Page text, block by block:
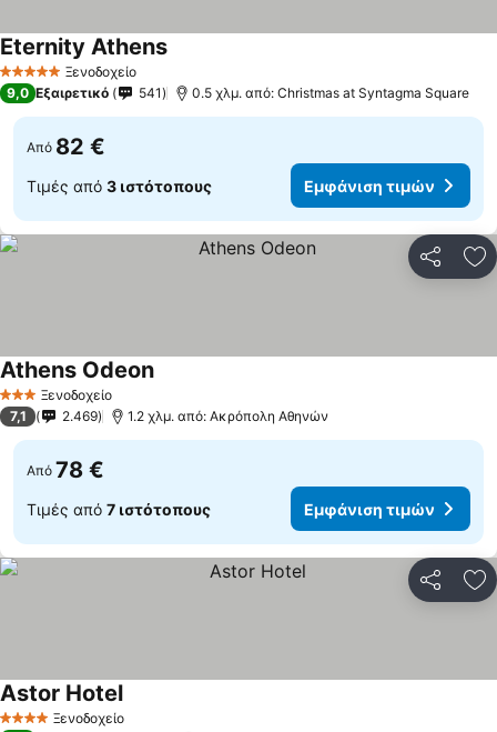
5 Αστέρια Ξενοδοχείο
Eternity Athens
9,0 Εξαιρετικό 541 0.5 χλμ. από: Christmas at Syntagma Square
Από 82 €
Τιμές από 3 ιστότοπους Εμφάνιση τιμών
3 ΑστέριαΞενοδοχείο
Athens Odeon
7,1 2.469 1.2 χλμ. από: Ακρόπολη Αθηνών
Από 78 €
Τιμές από 7 ιστότοπους Εμφάνιση τιμών
4 ΑστέριαΞενοδοχείο
Astor Hotel